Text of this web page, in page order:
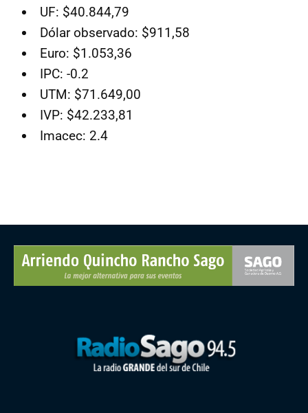
UF: $40.844,79
Dólar observado: $911,58
Euro: $1.053,36
IPC: -0.2
UTM: $71.649,00
IVP: $42.233,81
Imacec: 2.4